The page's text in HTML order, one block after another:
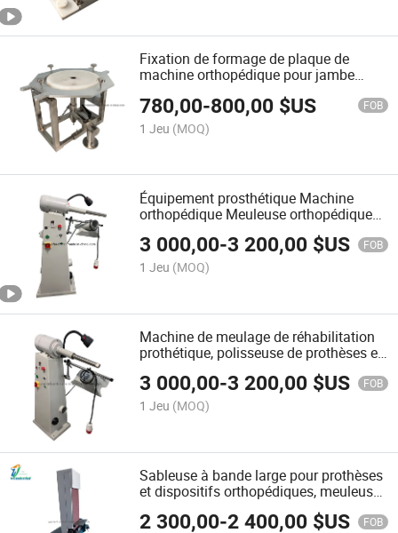
Fixation de formage de plaque de
machine orthopédique pour jambe
780,00-800,00 $US FOB
1 Jeu (MOQ)
Équipement prosthétique Machine
orthopédique Meuleuse orthopédique
3 000,00-3 200,00 $US FOB
1 Jeu (MOQ)
Machine de meulage de réhabilitation
prothétique, polisseuse de prothèses et
3 000,00-3 200,00 $US FOB
1 Jeu (MOQ)
Sableuse à bande large pour prothèses
et dispositifs orthopédiques, meuleuse
de surface, équipement de meulage
prothétique, machine prothétique
2 300,00-2 400,00 $US FOB